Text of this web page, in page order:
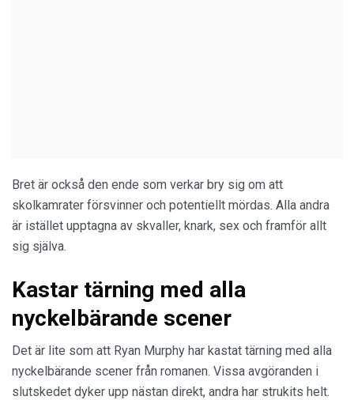
Bret är också den ende som verkar bry sig om att
skolkamrater försvinner och potentiellt mördas. Alla andra
är istället upptagna av skvaller, knark, sex och framför allt
sig själva.
Kastar tärning med alla
nyckelbärande scener
Det är lite som att Ryan Murphy har kastat tärning med alla
nyckelbärande scener från romanen. Vissa avgöranden i
slutskedet dyker upp nästan direkt, andra har strukits helt.